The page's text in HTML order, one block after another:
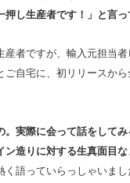
押し生産者です！」と言
産者ですが、輸入元担当
ご自宅に、初リリースか
。実際に会って話をして
造りに対する生真面目
く語っていらっしゃいまし